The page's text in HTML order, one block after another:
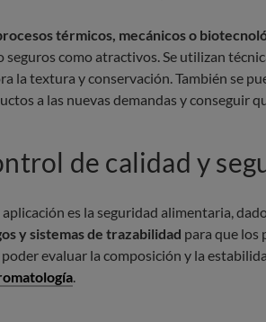
térmicos, mecánicos o
seguros como atractivos. Se utilizan
la textura y conservación. También se
a las nuevas demandas y conseguir
de calidad y
es la seguridad alimentaria,
y sistemas de trazabilidad para que los
poder evaluar la composición y la
.